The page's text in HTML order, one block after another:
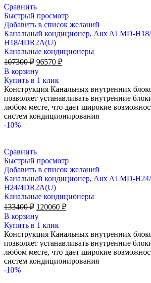
Сравнить
Быстрый просмотр
Добавить в список желаний
Канальный кондиционер, Aux ALMD-
H18/4DR2A(U)
Канальные кондиционеры
107300₽ Первоначальная
цена
составляла
107300 ₽.
96570 ₽Текущая
В корзину
Купить в 1 клик
Конструкция Канальных внутренних
позволяет устанавливать внутренние
любом месте, что дает широкие
систем кондиционирования
-10%
Сравнить
Быстрый просмотр
Добавить в список желаний
Канальный кондиционер, Aux ALMD-
H24/4DR2A(U)
Канальные кондиционеры
133400₽ Первоначальная
цена
составляла
133400 ₽.
120060 ₽Текущая
В корзину
Купить в 1 клик
Конструкция Канальных внутренних
позволяет устанавливать внутренние
любом месте, что дает широкие
систем кондиционирования
-10%